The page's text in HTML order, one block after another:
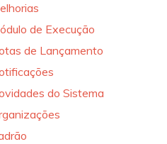
de Execução
de Lançamento
do Sistema